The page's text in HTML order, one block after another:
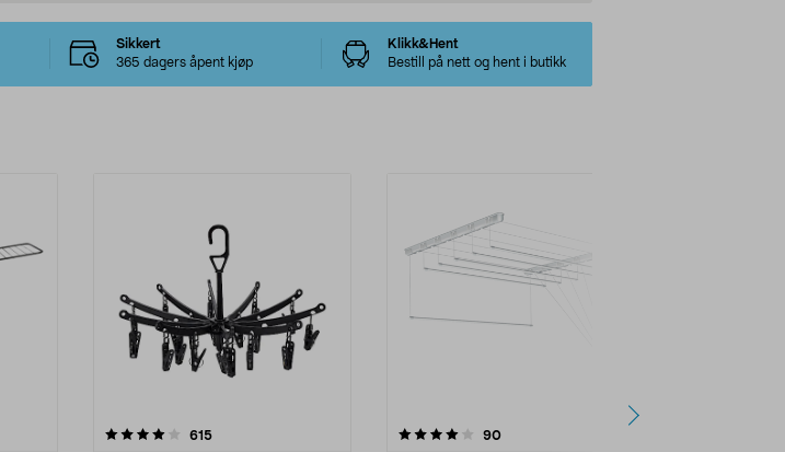
Sikkert
365 dagers åpent kjøp
Klikk&Hent
Bestill på nett og hent i butikk
615anmeldelser
4.0 av 5 stjerner 90anmeldelser
4.5 av 5 stjerner